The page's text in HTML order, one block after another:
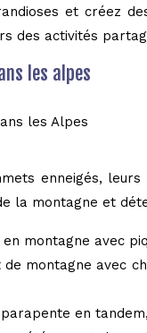
et créez
des activités
les alpes
enneigés,
la montagne et
en montagne avec
de montagne avec
en